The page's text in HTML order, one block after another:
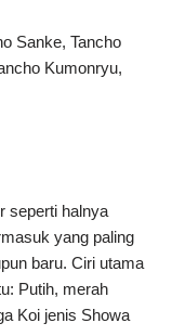
Sanke, Tancho
Kumonryu,
seperti halnya
yang paling
baru. Ciri utama
Putih, merah
Koi jenis Showa